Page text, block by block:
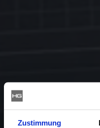
Zustimmung